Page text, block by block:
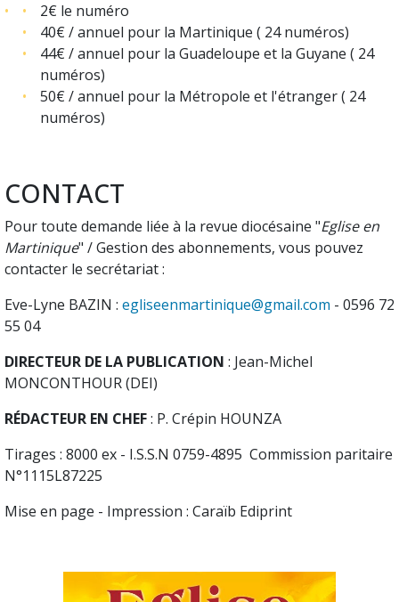
2€ le numéro
40€ / annuel pour la Martinique ( 24 numéros)
44€ / annuel pour la Guadeloupe et la Guyane ( 24
numéros)
50€ / annuel pour la Métropole et l'étranger ( 24
numéros)
CONTACT
Pour toute demande liée à la revue diocésaine "Eglise en
Martinique" / Gestion des abonnements, vous pouvez
contacter le secrétariat :
Eve-Lyne BAZIN : egliseenmartinique@gmail.com - 0596 72
55 04
DIRECTEUR DE LA PUBLICATION : Jean-Michel
MONCONTHOUR (DEI)
RÉDACTEUR EN CHEF: P. Crépin HOUNZA
Tirages : 8000 ex - I.S.S.N 0759-4895 Commission paritaire
N°1115L87225
Mise en page - Impression : Caraïb Ediprint